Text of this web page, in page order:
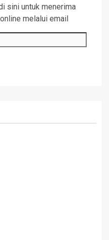
sini untuk menerima
melalui email